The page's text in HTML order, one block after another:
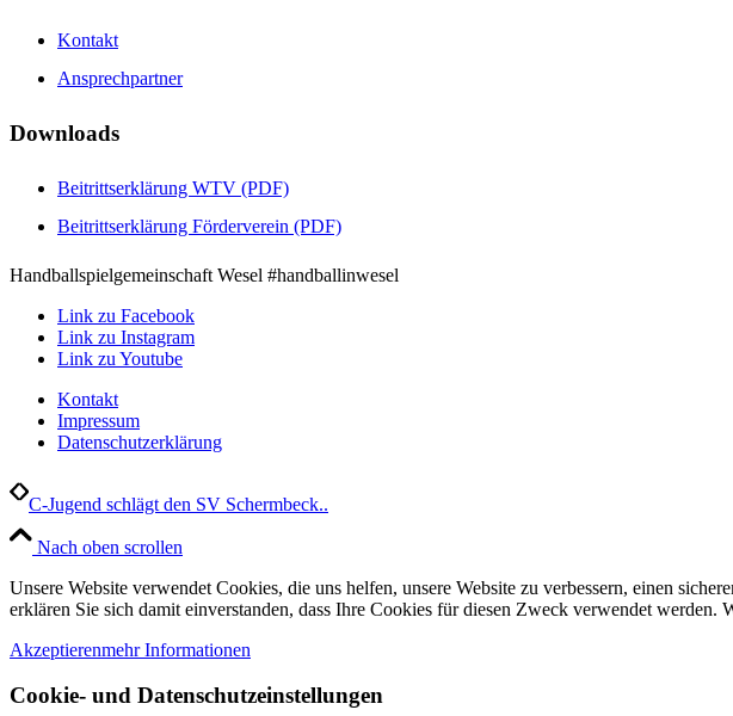
Kontakt
Ansprechpartner
Downloads
Beitrittserklärung WTV (PDF)
Beitrittserklärung Förderverein (PDF)
Handballspielgemeinschaft Wesel #handballinwesel
Link zu Facebook
Link zu Instagram
Link zu Youtube
Kontakt
Impressum
Datenschutzerklärung
C-Jugend schlägt den SV Schermbeck..
Nach oben scrollen
Unsere Website verwendet Cookies, die uns helfen, unsere Website zu verbessern, einen
erklären Sie sich damit einverstanden, dass Ihre Cookies für diesen Zweck verwendet
Akzeptierenmehr Informationen
Cookie- und Datenschutzeinstellungen